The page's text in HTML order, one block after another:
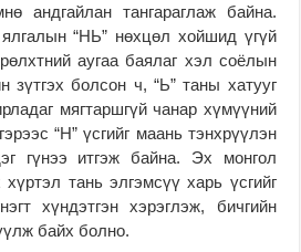
андгайлан тангараглаж байна.
“НЬ” нөхцөл хойшид үгүй
аугаа баялаг хэл соёлын
зүтгэх болсон ч, “Ь” таны хатууг
мягтаршгүй чанар хүмүүний
“Н” үсгийг маань тэнхрүүлэн
гүнээ итгэж байна. Эх монгол
тань элгэмсүү харь үсгийг
хүндэтгэн хэрэглэж, бичгийн
байх болно.